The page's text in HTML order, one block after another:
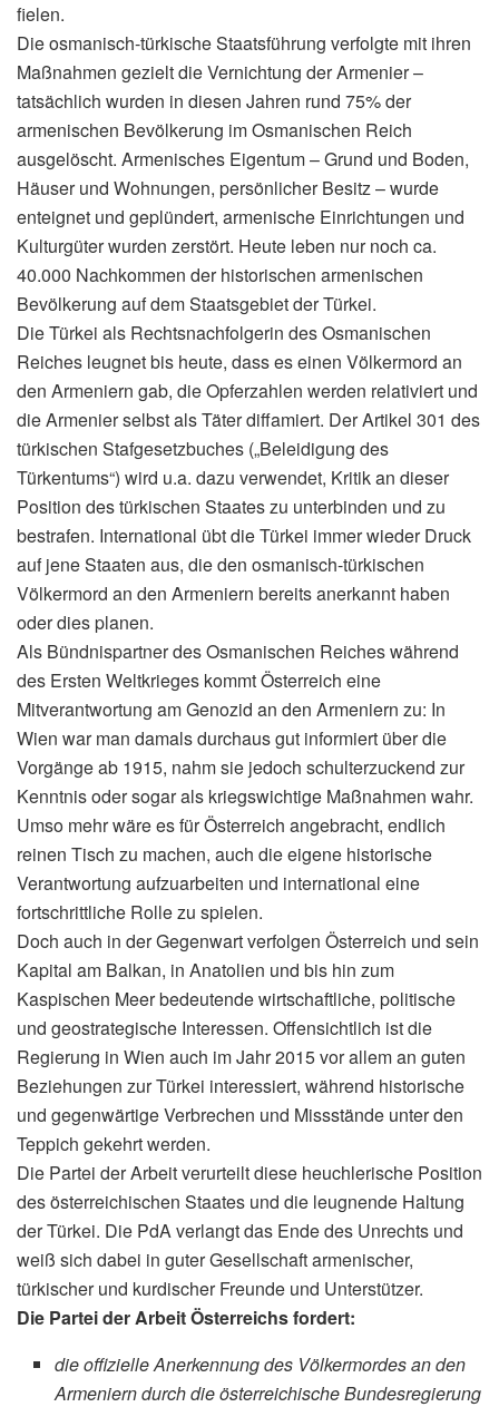
fielen.
Die osmanisch-türkische Staatsführung verfolgte mit ihren
Maßnahmen gezielt die Vernichtung der Armenier –
tatsächlich wurden in diesen Jahren rund 75% der
armenischen Bevölkerung im Osmanischen Reich
ausgelöscht. Armenisches Eigentum – Grund und Boden,
Häuser und Wohnungen, persönlicher Besitz – wurde
enteignet und geplündert, armenische Einrichtungen und
Kulturgüter wurden zerstört. Heute leben nur noch ca.
40.000 Nachkommen der historischen armenischen
Bevölkerung auf dem Staatsgebiet der Türkei.
Die Türkei als Rechtsnachfolgerin des Osmanischen
Reiches leugnet bis heute, dass es einen Völkermord an
den Armeniern gab, die Opferzahlen werden relativiert und
die Armenier selbst als Täter diffamiert. Der Artikel 301 des
türkischen Stafgesetzbuches („Beleidigung des
Türkentums“) wird u.a. dazu verwendet, Kritik an dieser
Position des türkischen Staates zu unterbinden und zu
bestrafen. International übt die Türkei immer wieder Druck
auf jene Staaten aus, die den osmanisch-türkischen
Völkermord an den Armeniern bereits anerkannt haben
oder dies planen.
Als Bündnispartner des Osmanischen Reiches während
des Ersten Weltkrieges kommt Österreich eine
Mitverantwortung am Genozid an den Armeniern zu: In
Wien war man damals durchaus gut informiert über die
Vorgänge ab 1915, nahm sie jedoch schulterzuckend zur
Kenntnis oder sogar als kriegswichtige Maßnahmen wahr.
Umso mehr wäre es für Österreich angebracht, endlich
reinen Tisch zu machen, auch die eigene historische
Verantwortung aufzuarbeiten und international eine
fortschrittliche Rolle zu spielen.
Doch auch in der Gegenwart verfolgen Österreich und sein
Kapital am Balkan, in Anatolien und bis hin zum
Kaspischen Meer bedeutende wirtschaftliche, politische
und geostrategische Interessen. Offensichtlich ist die
Regierung in Wien auch im Jahr 2015 vor allem an guten
Beziehungen zur Türkei interessiert, während historische
und gegenwärtige Verbrechen und Missstände unter den
Teppich gekehrt werden.
Die Partei der Arbeit verurteilt diese heuchlerische Position
des österreichischen Staates und die leugnende Haltung
der Türkei. Die PdA verlangt das Ende des Unrechts und
weiß sich dabei in guter Gesellschaft armenischer,
türkischer und kurdischer Freunde und Unterstützer.
Die Partei der Arbeit Österreichs fordert:
die offizielle Anerkennung des Völkermordes an den
Armeniern durch die österreichische Bundesregierung